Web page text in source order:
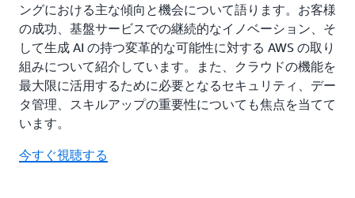
ングにおける主な傾向と機会について語ります。お客様
の成功、基盤サービスでの継続的なイノベーション、そ
して生成 AI の持つ変革的な可能性に対する AWS の取り
組みについて紹介しています。また、クラウドの機能を
最大限に活用するために必要となるセキュリティ、デー
タ管理、スキルアップの重要性についても焦点を当てて
います。
今すぐ視聴する